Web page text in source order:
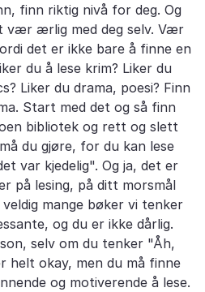
finn riktig nivå for deg. Og
vær ærlig med deg selv. Vær
det er ikke bare å finne en
du å lese krim? Liker du
Liker du drama, poesi? Finn
Start med det og så finn
bibliotek og rett og slett
du gjøre, for du kan lese
var kjedelig". Og ja, det er
på lesing, på ditt morsmål
mange bøker vi tenker
og du er ikke dårlig.
selv om du tenker "Åh,
helt okay, men du må finne
og motiverende å lese.